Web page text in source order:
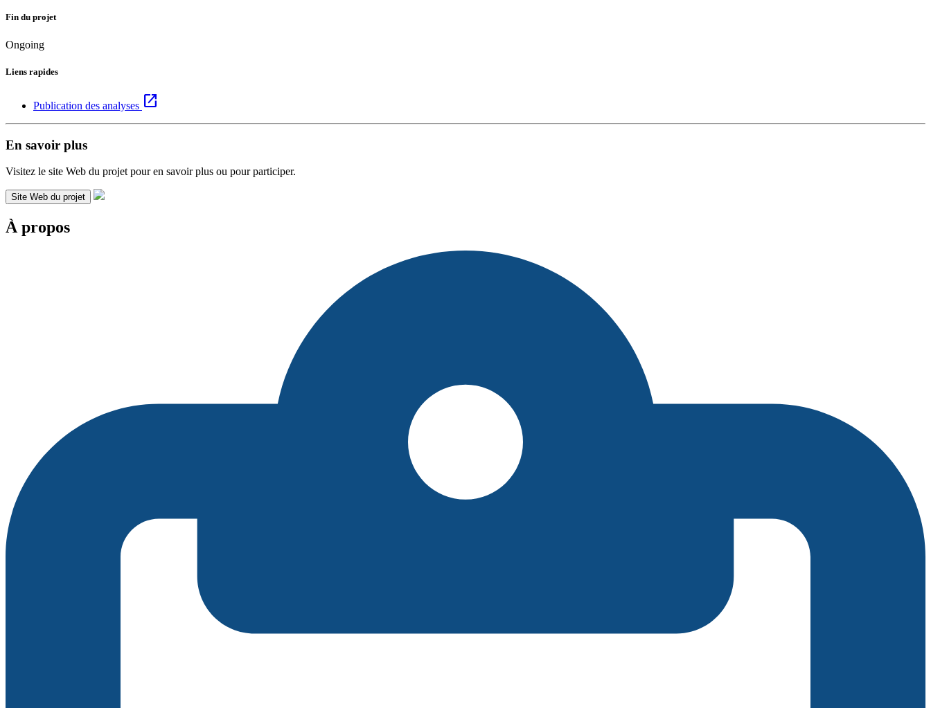
Fin du projet
Ongoing
Liens rapides
Publication des analyses open_in_new
En savoir plus
Visitez le site Web du projet pour en savoir plus ou pour participer.
Site Web du projet
À propos